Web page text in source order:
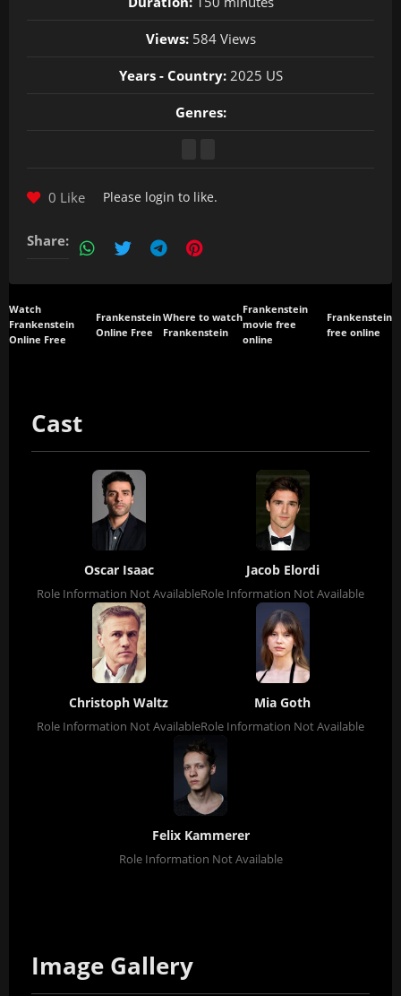
Views:584 Views
Years - Country:2025 US
Genres:
0 Like Please login to like.
Share:
Watch
Frankenstein
Online Free
Frankenstein
Online Free
Where to watch
Frankenstein
Frankenstein
movie free
online
Frankenstein
free online
Cast
Oscar Isaac
Role Information Not Available
Jacob Elordi
Role Information Not Available
Christoph Waltz
Role Information Not Available
Mia Goth
Role Information Not Available
Felix Kammerer
Role Information Not Available
Image Gallery